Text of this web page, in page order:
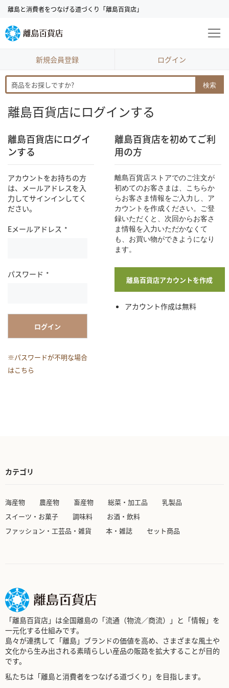
コ
ン
テ
ン
キ
ッ
プ
離島と消費者をつなげる道づくり「離島百貨店」
新規会員登録 ログイン
検索
離島百貨店にログインする
離島百貨店にログイ
ンする
アカウントをお持ちの方
は、メールアドレスを入
力してサインインしてく
ださい。
Eメールアドレス
パスワード
ログイン
※パスワードが不明な場合
はこちら
離島百貨店を初めてご利
用の方
離島百貨店ストアでのご注文が
初めてのお客さまは、こちらか
らお客さま情報をご入力し、ア
カウントを作成ください。ご登
録いただくと、次回からお客さ
ま情報を入力いただかなくて
も、お買い物ができようになり
ます。
離島百貨店アカウントを作成
アカウント作成は無料
カテゴリ
海産物 農産物 畜産物 総菜・加工品
乳製品
スイーツ・お菓子
調味料
お酒・飲料
ファッション・工芸品・雑貨
本・雑誌 セット商品
「離島百貨店」は全国離島の「流通（物流／商流）」と「情報」を
一元化する仕組みです。
島々が連携して「離島」ブランドの価値を高め、さまざまな風土や
文化から生み出される素晴らしい産品の販路を拡大することが目的
です。
私たちは「離島と消費者をつなげる道づくり」を目指します。